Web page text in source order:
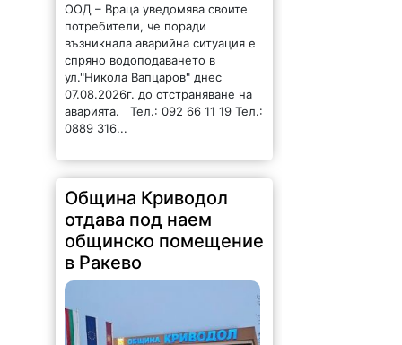
ООД – Враца уведомява своите
потребители, че поради
възникнала аварийна ситуация е
спряно водоподаването в
ул."Никола Вапцаров" днес
07.08.2026г. до отстраняване на
аварията. Тел.: 092 66 11 19 Тел.:
0889 316...
Община Криводол
отдава под наем
общинско помещение
в Ракево